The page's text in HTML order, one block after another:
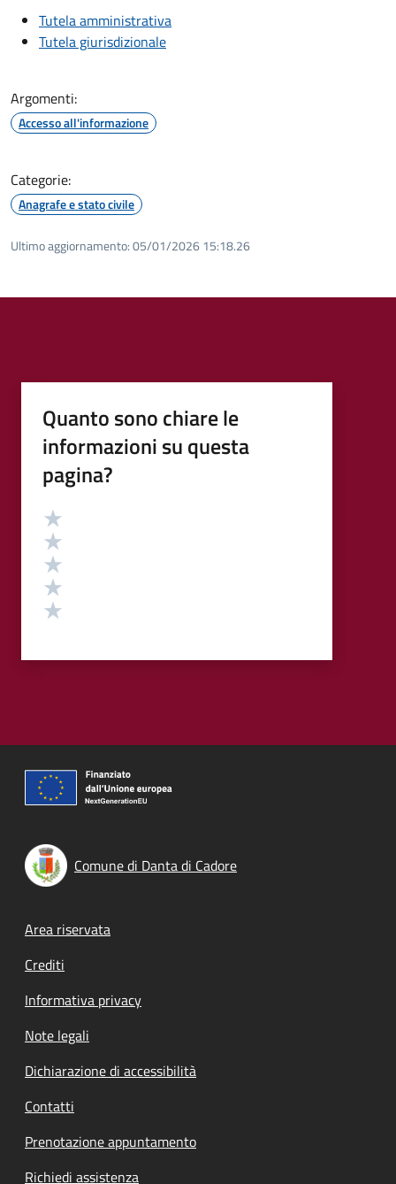
Tutela amministrativa
Tutela giurisdizionale
Argomenti:
Accesso all'informazione
Categorie:
Anagrafe e stato civile
Ultimo aggiornamento:05/01/2026 15:18.26
Quanto sono chiare le
informazioni su questa
pagina?
Valutazione
Comune di Danta di Cadore
Footer menu
Area riservata
Crediti
Informativa privacy
Note legali
Dichiarazione di accessibilità
Contatti
Prenotazione appuntamento
Richiedi assistenza